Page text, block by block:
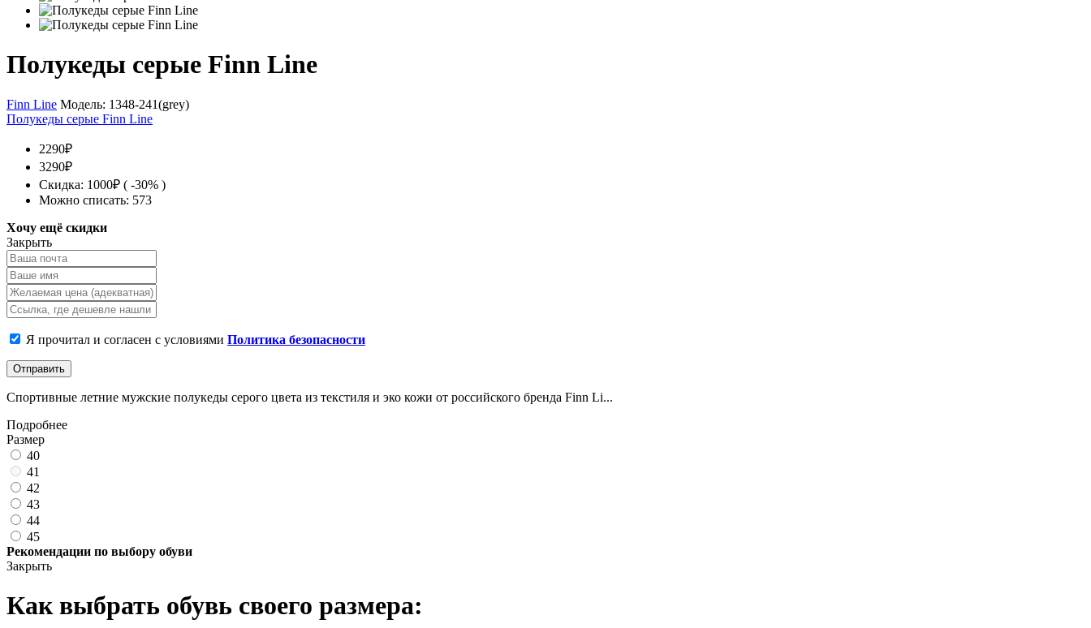
Полукеды серые Finn Line
Finn Line Модель: 1348-241(grey)
Полукеды серые Finn Line
2290₽
3290₽
Скидка: 1000₽ ( -30% )
Можно списать: 573
Хочу ещё скидки
Закрыть
Я прочитал и согласен с условиями Политика безопасности
Отправить
Спортивные летние мужские полукеды серого цвета из текстиля и эко кожи от российского бренда Finn Li...
Подробнее
Размер
40
41
42
43
44
45
Рекомендации по выбору обуви
Закрыть
Как выбрать обувь своего размера: